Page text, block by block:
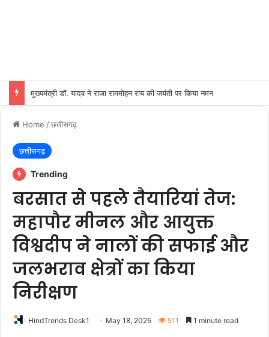
Home /छत्तीसगढ़
छत्तीसगढ़
Trending
बरसात से पहले तैयारियां तेज:
महापौर मीनल और आयुक्त
विश्वदीप ने नालों की सफाई और
जलभराव क्षेत्रों का किया
निरीक्षण
HindTrends Desk1 May 18, 2025 511 1 minute read